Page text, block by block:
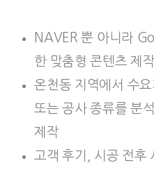
NAVER 뿐 아니라
한 맞춤형 콘텐츠 제
온천동 지역에서 수
또는 공사 종류를 분
제작
고객 후기, 시공 전후